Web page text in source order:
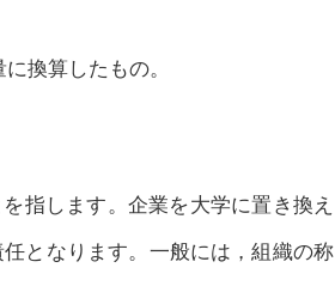
換算したもの。
指します。企業を大学に置き換え
となります。一般には，組織の称